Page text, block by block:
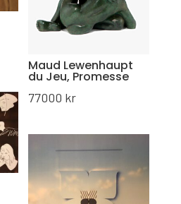
Maud Lewenhaupt
du Jeu, Promesse
77000 kr